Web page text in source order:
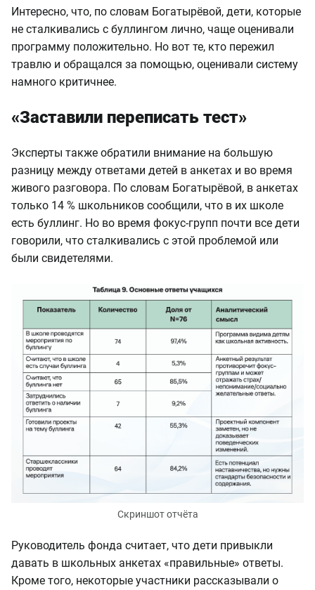
Интересно, что, по словам Богатырёвой, дети, которые
не сталкивались с буллингом лично, чаще оценивали
программу положительно. Но вот те, кто пережил
травлю и обращался за помощью, оценивали систему
намного критичнее.
«Заставили переписать тест»
Эксперты также обратили внимание на большую
разницу между ответами детей в анкетах и во время
живого разговора. По словам Богатырёвой, в анкетах
только 14 % школьников сообщили, что в их школе
есть буллинг. Но во время фокус-групп почти все дети
говорили, что сталкивались с этой проблемой или
были свидетелями.
Скриншот отчёта
Руководитель фонда считает, что дети привыкли
давать в школьных анкетах «правильные» ответы.
Кроме того, некоторые участники рассказывали о